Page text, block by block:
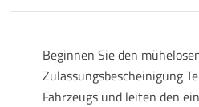
Beginnen Sie den
Zulassungsbescheinigung
Fahrzeugs und leiten den